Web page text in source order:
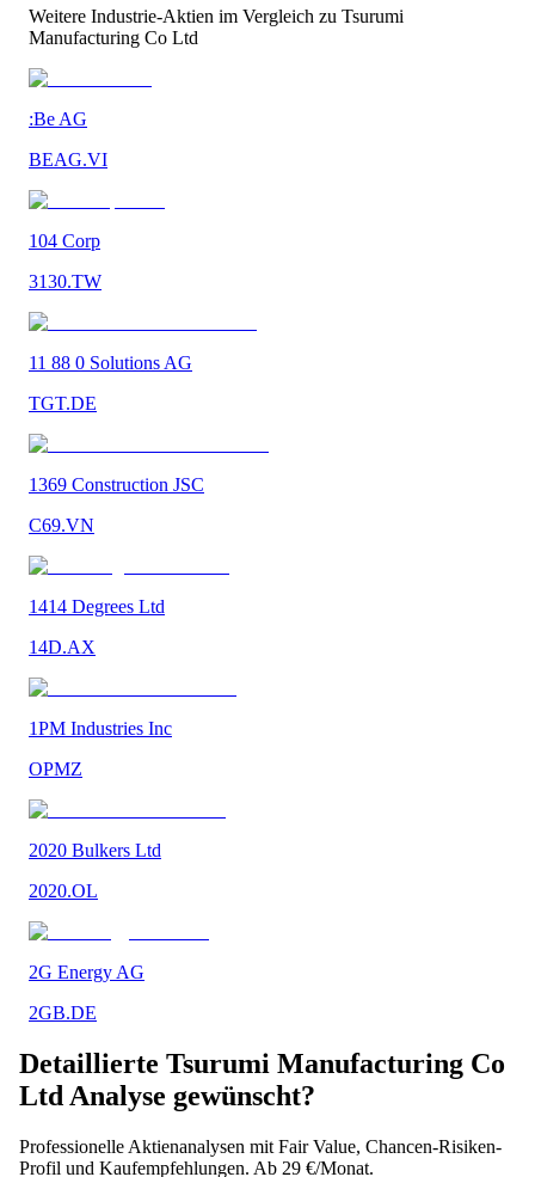
Weitere Industrie-Aktien im Vergleich zu Tsurumi
Manufacturing Co Ltd
:Be AG
BEAG.VI
104 Corp
3130.TW
11 88 0 Solutions AG
TGT.DE
1369 Construction JSC
C69.VN
1414 Degrees Ltd
14D.AX
1PM Industries Inc
OPMZ
2020 Bulkers Ltd
2020.OL
2G Energy AG
2GB.DE
Detaillierte Tsurumi Manufacturing Co
Ltd Analyse gewünscht?
Professionelle Aktienanalysen mit Fair Value, Chancen-Risiken-
Profil und Kaufempfehlungen. Ab 29 €/Monat.